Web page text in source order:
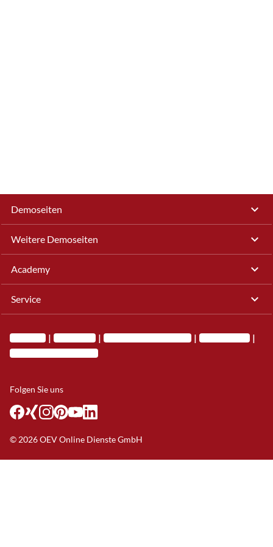
Demoseiten
Weitere Demoseiten
Academy
Service
Impressum Datenschutz OEV Online Dienste GmbH
Barrierefreiheit
Privatsphäre-Einstellungen
Folgen Sie uns